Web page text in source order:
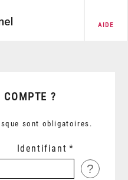
AIDE
COMPTE ?
sont obligatoires.
Identifiant
?